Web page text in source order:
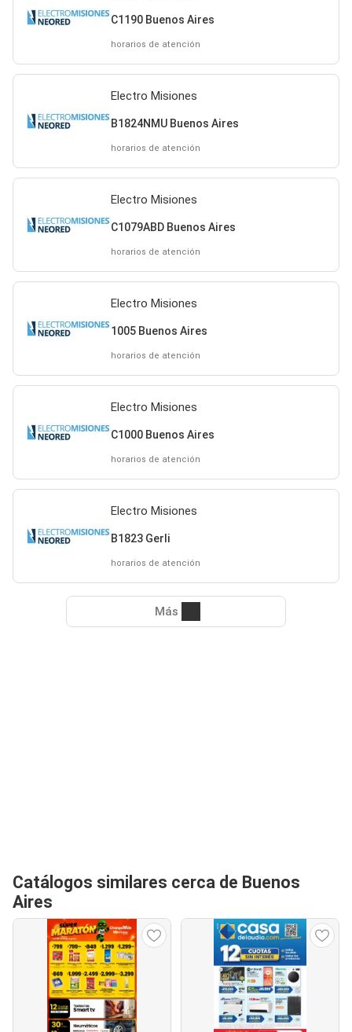
C1190 Buenos Aires
horarios de atención
Electro Misiones
B1824NMU Buenos Aires
horarios de atención
Electro Misiones
C1079ABD Buenos Aires
horarios de atención
Electro Misiones
1005 Buenos Aires
horarios de atención
Electro Misiones
C1000 Buenos Aires
horarios de atención
Electro Misiones
B1823 Gerli
horarios de atención
Más
Catálogos similares cerca de Buenos
Aires